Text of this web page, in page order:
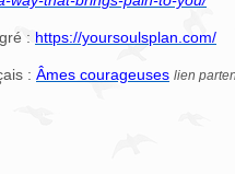
: https://yoursoulsplan.com/
: Âmes courageuses lien